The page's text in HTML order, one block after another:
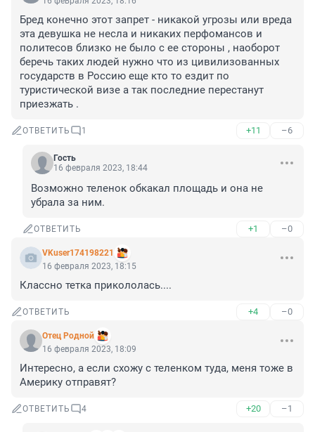
Бред конечно этот запрет - никакой угрозы или вреда
эта девушка не несла и никаких перфомансов и
политесов близко не было с ее стороны , наоборот
беречь таких людей нужно что из цивилизованных
государств в Россию еще кто то ездит по
туристической визе а так последние перестанут
приезжать .
ОТВЕТИТЬ 1 +11 –6
Гость
16 февраля 2023, 18:44
Возможно теленок обкакал площадь и она не
убрала за ним.
ОТВЕТИТЬ +1 –0
VKuser174198221
16 февраля 2023, 18:15
Классно тетка прикололась....
ОТВЕТИТЬ +4 –0
Отец Родной
16 февраля 2023, 18:09
Интересно, а если схожу с теленком туда, меня тоже в
Америку отправят?
ОТВЕТИТЬ 4 +20 –1